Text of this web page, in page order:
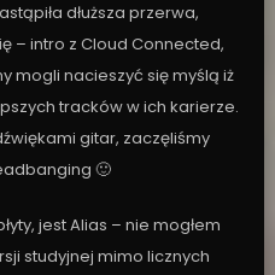
dłuższa przerwa,
– intro z Cloud Connected,
mogli nacieszyć się myślą iż
tracków w ich karierze.
gitar, zaczęliśmy
🙂
jest Alias – nie mogłem
studyjnej mimo licznych